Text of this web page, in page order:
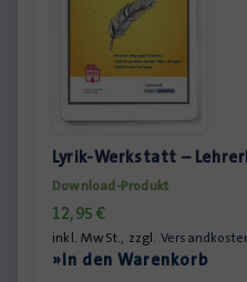
Lyrik-Werkstatt –
Download-Produkt
12,95€
inkl. MwSt., zzgl.
»In den Warenkorb